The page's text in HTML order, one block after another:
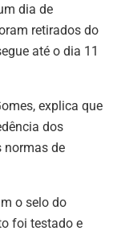
dia de
retirados do
até o dia 11
explica que
dos
normas de
o selo do
foi testado e